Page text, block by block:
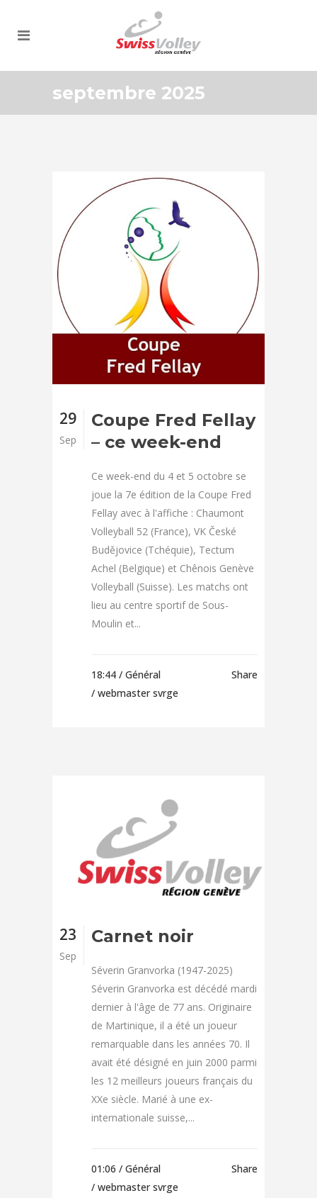
septembre 2025
29
Sep
Coupe Fred Fellay
– ce week-end
Ce week-end du 4 et 5 octobre se
joue la 7e édition de la Coupe Fred
Fellay avec à l'affiche : Chaumont
Volleyball 52 (France), VK České
Budějovice (Tchéquie), Tectum
Achel (Belgique) et Chênois Genève
Volleyball (Suisse). Les matchs ont
lieu au centre sportif de Sous-
Moulin et...
18:44 / Général
/ webmaster svrge
Share
23
Sep
Carnet noir
Séverin Granvorka (1947-2025)
Séverin Granvorka est décédé mardi
dernier à l'âge de 77 ans. Originaire
de Martinique, il a été un joueur
remarquable dans les années 70. Il
avait été désigné en juin 2000 parmi
les 12 meilleurs joueurs français du
XXe siècle. Marié à une ex-
internationale suisse,...
01:06 / Général
/ webmaster svrge
Share